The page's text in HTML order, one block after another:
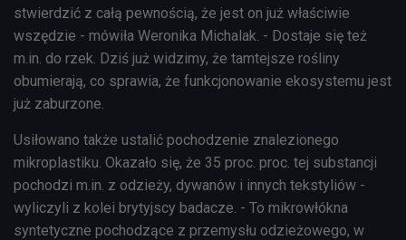
stwierdzić z całą pewnością, że jest on już właściwie
wszędzie - mówiła Weronika Michalak. - Dostaje się też
m.in. do rzek. Dziś już widzimy, że tamtejsze rośliny
obumierają, co sprawia, że funkcjonowanie ekosystemu jest
już zaburzone.
Usiłowano także ustalić pochodzenie znalezionego
mikroplastiku. Okazało się, że 35 proc. proc. tej substancji
pochodzi m.in. z odzieży, dywanów i innych tekstyliów -
wyliczyli z kolei brytyjscy badacze. - To mikrowłókna
syntetyczne pochodzące z przemysłu odzieżowego, w